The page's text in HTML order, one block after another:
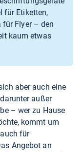
für Etiketten,
für Flyer – den
kaum etwas
aber auch eine
außer
– wer zu Hause
kommt um
für
Angebot an